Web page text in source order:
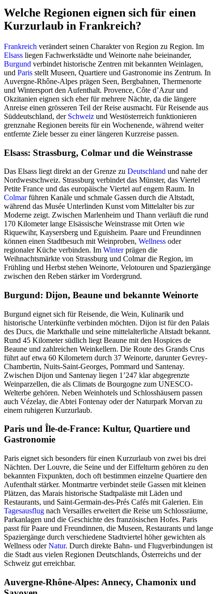
Welche Regionen eignen sich für einen
Kurzurlaub in Frankreich?
Frankreich verändert seinen Charakter von Region zu Region. Im
Elsass liegen Fachwerkstädte und Weinorte nahe beieinander,
Burgund verbindet historische Zentren mit bekannten Weinlagen,
und Paris stellt Museen, Quartiere und Gastronomie ins Zentrum. In
Auvergne-Rhône-Alpes prägen Seen, Bergbahnen, Thermenorte
und Wintersport den Aufenthalt. Provence, Côte d’Azur und
Okzitanien eignen sich eher für mehrere Nächte, da die längere
Anreise einen grösseren Teil der Reise ausmacht. Für Reisende aus
Süddeutschland, der Schweiz und Westösterreich funktionieren
grenznahe Regionen bereits für ein Wochenende, während weiter
entfernte Ziele besser zu einer längeren Kurzreise passen.
Elsass: Strassburg, Colmar und die Weinstrasse
Das Elsass liegt direkt an der Grenze zu Deutschland und nahe der
Nordwestschweiz. Strassburg verbindet das Münster, das Viertel
Petite France und das europäische Viertel auf engem Raum. In
Colmarführen Kanäle und schmale Gassen durch die Altstadt,
während das Musée Unterlinden Kunst vom Mittelalter bis zur
Moderne zeigt. Zwischen Marlenheim und Thann verläuft die rund
170 Kilometer lange Elsässische Weinstrasse mit Orten wie
Riquewihr, Kaysersberg und Eguisheim. Paare und Freundinnen
können einen Stadtbesuch mit Weinproben, Wellness oder
regionaler Küche verbinden. Im Winterprägen die
Weihnachtsmärkte von Strassburg und Colmar die Region, im
Frühling und Herbst stehen Weinorte, Velotouren und Spaziergänge
zwischen den Reben stärker im Vordergrund.
Burgund: Dijon, Beaune und bekannte Weinorte
Burgund eignet sich für Reisende, die Wein, Kulinarik und
historische Unterkünfte verbinden möchten. Dijon ist für den Palais
des Ducs, die Markthalle und seine mittelalterliche Altstadt bekannt.
Rund 45 Kilometer südlich liegt Beaune mit den Hospices de
Beaune und zahlreichen Weinkellern. Die Route des Grands Crus
führt auf etwa 60 Kilometern durch 37 Weinorte, darunter Gevrey-
Chambertin, Nuits-Saint-Georges, Pommard und Santenay.
Zwischen Dijon und Santenay liegen 1’247 klar abgegrenzte
Weinparzellen, die als Climats de Bourgogne zum UNESCO-
Welterbe gehören. Neben Weinhotels und Schlosshäusern passen
auch Vézelay, die Abtei Fontenay oder der Naturpark Morvan zu
einem ruhigeren Kurzurlaub.
Paris und Île-de-France: Kultur, Quartiere und
Gastronomie
Paris eignet sich besonders für einen Kurzurlaub von zwei bis drei
Nächten. Der Louvre, die Seine und der Eiffelturm gehören zu den
bekannten Fixpunkten, doch oft bestimmen einzelne Quartiere den
Aufenthalt stärker. Montmartre verbindet steile Gassen mit kleinen
Plätzen, das Marais historische Stadtpaläste mit Läden und
Restaurants, und Saint-Germain-des-Prés Cafés mit Galerien. Ein
Tagesausflug nach Versailles erweitert die Reise um Schlossräume,
Parkanlagen und die Geschichte des französischen Hofes. Paris
passt für Paare und Freundinnen, die Museen, Restaurants und lange
Spaziergänge durch verschiedene Stadtviertel höher gewichten als
Wellness oderNatur. Durch direkte Bahn- und Flugverbindungen ist
die Stadt aus vielen Regionen Deutschlands, Österreichs und der
Schweiz gut erreichbar.
Auvergne-Rhône-Alpes: Annecy, Chamonix und